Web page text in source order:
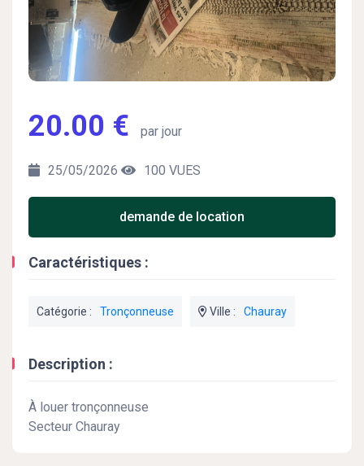
20.00 € par jour
25/05/2026 100 VUES
demande de location
Caractéristiques :
Catégorie : Tronçonneuse Ville : Chauray
Description :
À louer tronçonneuse
Secteur Chauray